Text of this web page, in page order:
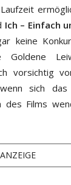
Ich – Einfach
keine
vorsichtig
sich
des Films
ANZEIGE